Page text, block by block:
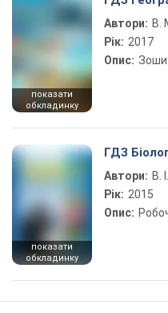
показати
обкладинку
Автори: В.
Рік: 2017
Опис:
показати
обкладинку
ГДЗ
Автори: В.
Рік: 2015
Опис: